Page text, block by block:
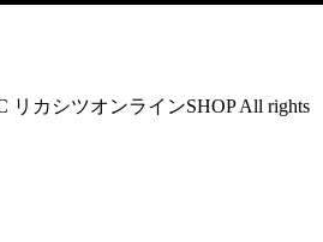
リカシツオンラインSHOP All rights